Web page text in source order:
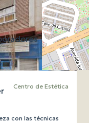
Centro de Estética
con las técnicas